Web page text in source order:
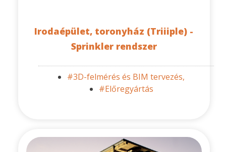
Irodaépület, toronyház (Triiiple) -
Sprinkler rendszer
#3D-felmérés és BIM tervezés,
#Előregyártás